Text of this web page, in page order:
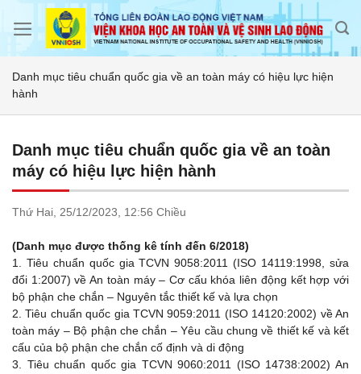
Danh mục tiêu chuẩn quốc gia về an toàn máy có hiệu lực hiện
hành
Danh mục tiêu chuẩn quốc gia về an toàn
máy có hiệu lực hiện hành
Thứ Hai, 25/12/2023, 12:56 Chiều
(Danh mục được thống kê tính đến 6/2018)
1.
Tiêu chuẩn quốc gia TCVN 9058:2011 (ISO 14119:1998, sửa
đổi 1:2007) về An toàn máy – Cơ cấu khóa liên động kết hợp với
bộ phận che chắn – Nguyên tắc thiết kế và lựa chọn
2. Tiêu chuẩn quốc gia TCVN 9059:2011 (ISO 14120:2002) về An
toàn máy – Bộ phận che chắn – Yêu cầu chung về thiết kế và kết
cấu của bộ phận che chắn cố định và di động
3.
Tiêu chuẩn quốc gia TCVN 9060:2011 (ISO 14738:2002) An